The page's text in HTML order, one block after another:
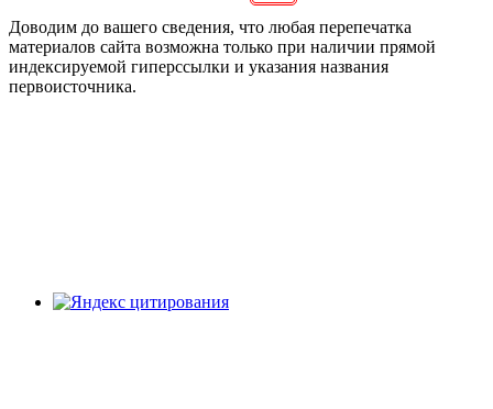
Доводим до вашего сведения, что любая перепечатка
материалов сайта возможна только при наличии прямой
индексируемой гиперссылки и указания названия
первоисточника.